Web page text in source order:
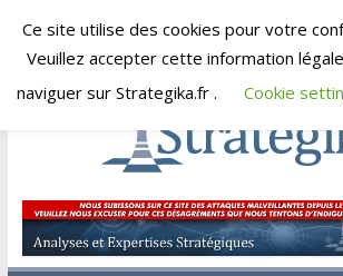
Skip
jeudi, août 6, 2026
Strategika
Expertise
Ce site utilise des cookies pour votre
Veuillez accepter cette information
naviguer sur Strategika.fr .
Cookie